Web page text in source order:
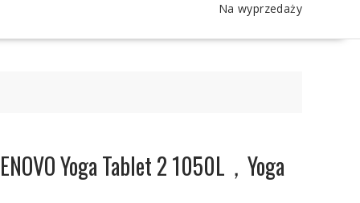
Na wyprzedaży
Yoga Tablet 2 1050L，Yoga